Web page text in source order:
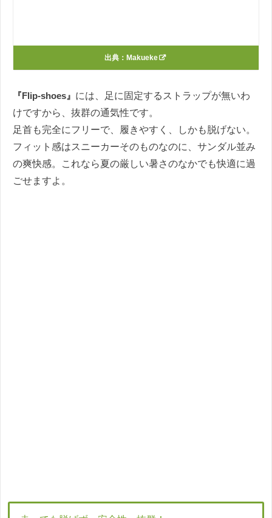
出典： Makueke
『Flip-shoes』 には、足に固定するストラップが無いわ
けですから、抜群の通気性です。
足首も完全にフリーで、履きやすく、しかも脱げない。
フィット感はスニーカーそのものなのに、サンダル並み
の爽快感。これなら夏の厳しい暑さのなかでも快適に過
ごせますよ。